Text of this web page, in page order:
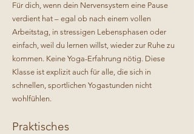
Für dich, wenn dein Nervensystem eine Pause
verdient hat – egal ob nach einem vollen
Arbeitstag, in stressigen Lebensphasen oder
einfach, weil du lernen willst, wieder zur Ruhe zu
kommen. Keine Yoga-Erfahrung nötig. Diese
Klasse ist explizit auch für alle, die sich in
schnellen, sportlichen Yogastunden nicht
wohlfühlen.
Praktisches